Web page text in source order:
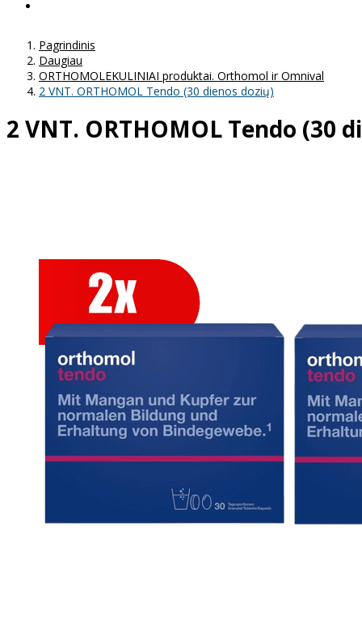
Pagrindinis
Daugiau
ORTHOMOLEKULINIAI produktai. Orthomol ir Omnival
2 VNT. ORTHOMOL Tendo (30 dienos dozių)
2 VNT. ORTHOMOL Tendo (30